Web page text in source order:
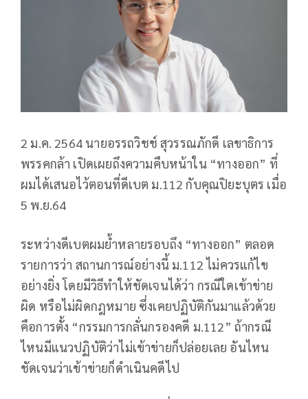
2 ม.ค. 2564 นายอรรถวิชช์ สุวรรณภักดี เลขาธิการ
พรรคกล้า เปิดเผยถึงความคืบหน้าใน “ทางออก” ที่
ผมได้เสนอไว้ตอนที่ดีเบต ม.112 กับคุณปิยะบุตร เมื่อ
5 พ.ย.64
ระหว่างดีเบตผมย้ำหลายรอบถึง “ทางออก” ตลอด
รายการว่า สถานการณ์อย่างนี้ ม.112 ไม่ควรแก้ไข
อย่างยิ่ง โดยมีวิธีทำให้ชัดเจนได้ว่า กรณีใดเข้าข่าย
ผิด หรือไม่ผิดกฎหมาย ซึ่งเคยปฏิบัติกันมาแล้วด้วย
คือการตั้ง “กรรมการกลั่นกรองคดี ม.112” ถ้ากรณี
ไหนมีแนวปฏิบัติว่าไม่เข้าข่ายก็ปล่อยเลย อันไหน
ชัดเจนว่าเข้าข่ายก็ดำเนินคดีไป